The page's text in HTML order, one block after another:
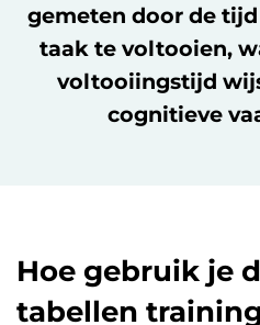
gemeten door de
taak te voltooien,
voltooiingstijd
cognitieve
Hoe gebruik je
tabellen